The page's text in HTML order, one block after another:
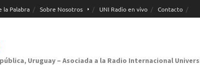
la Palabra Sobre Nosotros UNI Radio en vivo Contacto
Uruguay – Asociada a la Radio Internacional